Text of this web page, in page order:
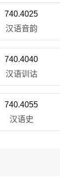
740.4025
汉语音韵
740.4040
汉语训诂
740.4055
汉语史